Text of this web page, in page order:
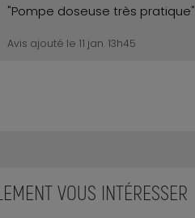
"Pompe doseuse très pratique"
Avis ajouté le 11 jan. 13h45
VOUS INTÉRESSER